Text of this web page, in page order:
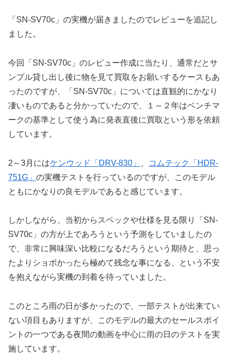
「SN-SV70c」の実機が届きましたのでレビューを追記し
ました。
今回「SN-SV70c」のレビュー作成に当たり、通常だとサ
ンプル貸し出し後に物を見て買取をお願いするケースもあ
ったのですが、「SN-SV70c」については直観的にかなり
凄いものであると分かっていたので、１～２年はベンチマ
ークの基準として使う為に発表直後に買取という形を依頼
しています。
2～3月にはケンウッド「DRV-830」
コムテック「HDR-
751G」 の実機テストを行っているのですが、このモデル
ともにかなりの良モデルであると感じています。
しかしながら、当初からスペックや仕様を見る限り「SN-
SV70c」の方が上であろうという予測をしていましたの
で、非常に興味深い比較になるだろうという期待と、思っ
たよりショボかったら極めて残念な事になる、という不安
を抱えながら実機の到着を待っていました。
このところ雨の日が多かったので、一部テストが出来てい
ない項目もありますが、このモデルの最大のセールスポイ
ントの一つである夜間の動画を中心に雨の日のテストを実
施しています。